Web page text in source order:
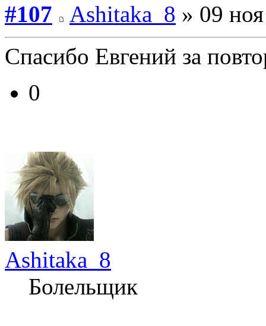
#107
Ashitaka_8 » 09
Спасибо Евгений за
0
Ashitaka_8
Болельщик